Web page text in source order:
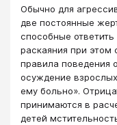
Обычно для
две постоянные
способные
раскаяния при этом
правила поведения
осуждение
ему больно».
принимаются в
детей